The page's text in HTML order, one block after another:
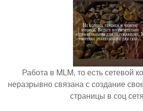
Работа в MLM, то есть сетевой
неразрывно связана с создание
страницы в соц